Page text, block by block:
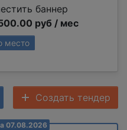
баннер
руб / мес
место
Создать тендер
07.08.2026